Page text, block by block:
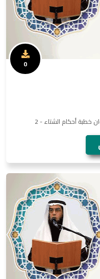
خطبة أحكام الشتاء - 2
0